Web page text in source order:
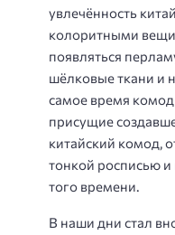
увлечённость
колоритными
появляться
шёлковые ткани и
самое время
присущие
китайский комод,
тонкой росписью
того времени.
В наши дни стал